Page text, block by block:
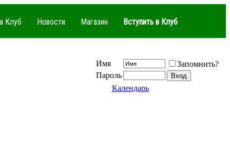
Клуб Новости Магазин Вступить в Клуб
Имя
Запомнить?
Пароль
Календарь